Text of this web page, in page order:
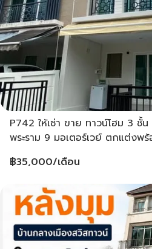
P742 ให้เช่า ขาย ทาวน์โฮม 3 ชั้
พระราม 9 มอเตอร์เวย์ ตกแต่งพ
฿35,000/เดือน